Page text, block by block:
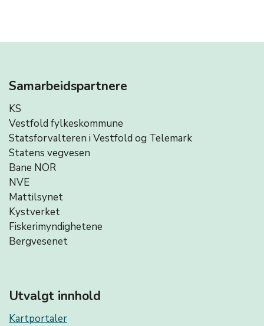
Samarbeidspartnere
KS
Vestfold fylkeskommune
Statsforvalteren i Vestfold og Telemark
Statens vegvesen
Bane NOR
NVE
Mattilsynet
Kystverket
Fiskerimyndighetene
Bergvesenet
Utvalgt innhold
Kartportaler